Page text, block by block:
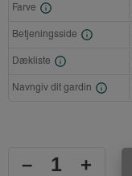
Farve
Betjeningsside
Dækliste
Navngiv dit gardin
– +